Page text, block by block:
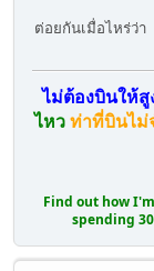
ต่อยกันเมื่อไหร่ว่า
ไม่ต้องบินให้สู
ไหว ท่าที่บินไม่
Find out how
spending